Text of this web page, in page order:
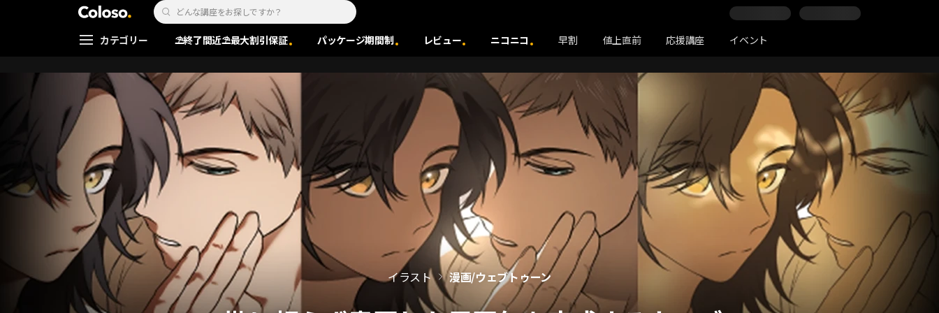
Coloso. | コロソ.
Search Input
Coloso Menu
カテゴリー ⛱️終了間近⛱️最大割引保証 パッケージ期間制 レビュー ニコニコ 早割 値上直前 応援講座 イベント
イラスト 漫画/ウェブトゥーン